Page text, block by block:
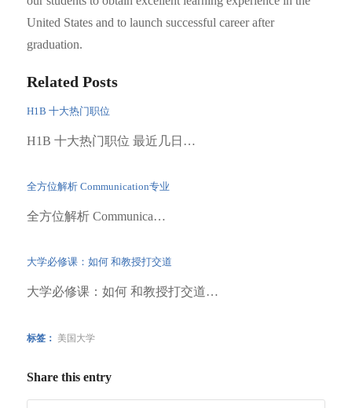
United States and to launch successful career after
graduation.
Related Posts
H1B 十大热门职位
H1B 十大热门职位 最近几日…
全方位解析 Communication专业
全方位解析 Communica…
大学必修课：如何 和教授打交道
大学必修课：如何 和教授打交道…
标签： 美国大学
Share this entry